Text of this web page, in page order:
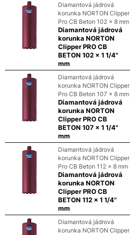
Diamantová jádrová
korunka NORTON Clipper
Pro CB Beton 102 x 8 mm
Diamantová jádrová
korunka NORTON
Clipper PRO CB
BETON 102 x 1 1/4"
mm
Diamantová jádrová
korunka NORTON Clipper
Pro CB Beton 107 x 8 mm
Diamantová jádrová
korunka NORTON
Clipper PRO CB
BETON 107 x 1 1/4"
mm
Diamantová jádrová
korunka NORTON Clipper
Pro CB Beton 112 x 8 mm
Diamantová jádrová
korunka NORTON
Clipper PRO CB
BETON 112 x 1 1/4"
mm
Diamantová jádrová
korunka NORTON Clipper